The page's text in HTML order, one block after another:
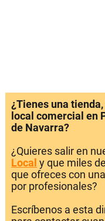
¿Tienes una
local comercial en
de Navarra?
¿Quieres salir en
Local y que miles
que ofreces con
por profesionales?
Escríbenos a esta